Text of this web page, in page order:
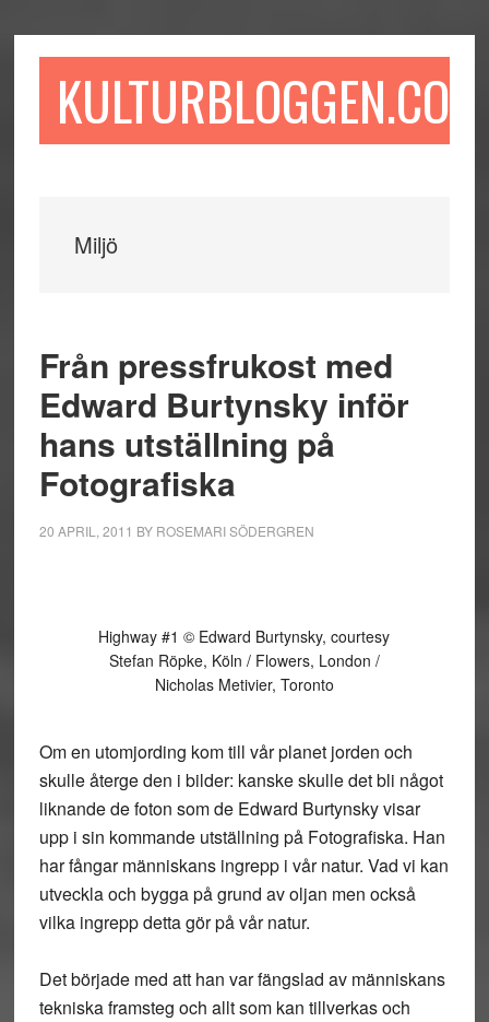
till
till
sidofältet
till
KULTURBLOGGEN.COM
Miljö
Från pressfrukost med
Edward Burtynsky inför
hans utställning på
Fotografiska
20 APRIL, 2011 BY ROSEMARI SÖDERGREN
Highway #1 © Edward Burtynsky, courtesy
Stefan Röpke, Köln / Flowers, London /
Nicholas Metivier, Toronto
Om en utomjording kom till vår planet jorden och
skulle återge den i bilder: kanske skulle det bli något
liknande de foton som de Edward Burtynsky visar
upp i sin kommande utställning på Fotografiska. Han
har fångar människans ingrepp i vår natur. Vad vi kan
utveckla och bygga på grund av oljan men också
vilka ingrepp detta gör på vår natur.
Det började med att han var fängslad av människans
tekniska framsteg och allt som kan tillverkas och